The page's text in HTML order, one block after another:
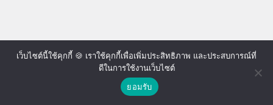
เว็บไซต์นี้ใช้คุกกี้ 🍪 เราใช้คุกกี้เพื่อเพิ่มประสิทธิภาพ และประสบการณ์ที่
ดีในการใช้งานเว็บไซต์
ยอมรับ